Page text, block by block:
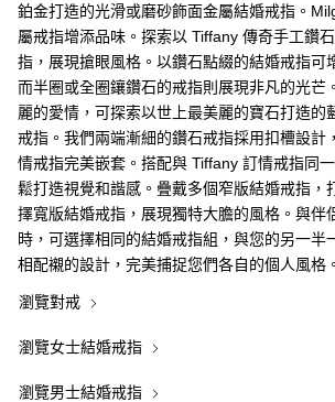
鉑金打造的光滑或磨砂飾面金屬結婚戒指。
屬戒指增添品味。探索以 Tiffany 傳奇手工鑽
指，展現搶眼風格。以鑽石點綴的結婚戒指可
而半圈或全圈鑲鑽石的戒指則展現非凡的光芒
麗的愛情，可探索以世上最美麗的寶石打造的
戒指。我們兩端漸細的鑽石戒指採用扣槽設計
情戒指完美嵌套。搭配與 Tiffany 訂情戒指同
鬆打造視覺和諧感。疊戴多個窄版結婚戒指，
擇寬版結婚戒指，展現獨特大膽的風格。與伴
時，可選擇相同的結婚戒指組，與您的另一半
相配襯的設計，完美捕捉您們各自的個人風格。
瀏覽對戒
瀏覽女士結婚戒指
瀏覽男士結婚戒指